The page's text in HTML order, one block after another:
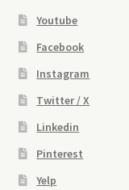
Youtube
Facebook
Instagram
Twitter / X
Linkedin
Pinterest
Yelp